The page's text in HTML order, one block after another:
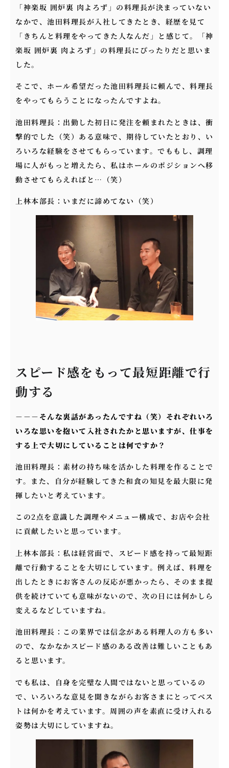
「神楽坂 囲炉裏 肉よろず」の料理長が決まっていない
なかで、池田料理長が入社してきたとき、経歴を見て
「きちんと料理をやってきた人なんだ」と感じて。「神
楽坂 囲炉裏 肉よろず」の料理長にぴったりだと思いま
した。
そこで、ホール希望だった池田料理長に頼んで、料理長
をやってもらうことになったんですよね。
池田料理長：出勤した初日に発注を頼まれたときは、衝
撃的でした（笑）ある意味で、期待していたとおり、い
ろいろな経験をさせてもらっています。でももし、調理
場に人がもっと増えたら、私はホールのポジションへ移
動させてもらえればと…（笑）
上林本部長：いまだに諦めてない（笑）
スピード感をもって最短距離で行
動する
－－－ そんな裏話があったんですね（笑）それぞれいろ
いろな思いを抱いて入社されたかと思いますが、仕事を
する上で大切にしていることは何ですか？
池田料理長：素材の持ち味を活かした料理を作ることで
す。また、自分が経験してきた和食の知見を最大限に発
揮したいと考えています。
この2点を意識した調理やメニュー構成で、お店や会社
に貢献したいと思っています。
上林本部長：私は経営面で、スピード感を持って最短距
離で行動することを大切にしています。例えば、料理を
出したときにお客さんの反応が悪かったら、そのまま提
供を続けていても意味がないので、次の日には何かしら
変えるなどしていますね。
池田料理長：この業界では信念がある料理人の方も多い
ので、なかなかスピード感のある改善は難しいこともあ
ると思います。
でも私は、自身を完璧な人間ではないと思っているの
で、いろいろな意見を聞きながらお客さまにとってベス
トは何かを考えています。周囲の声を素直に受け入れる
姿勢は大切にしていますね。